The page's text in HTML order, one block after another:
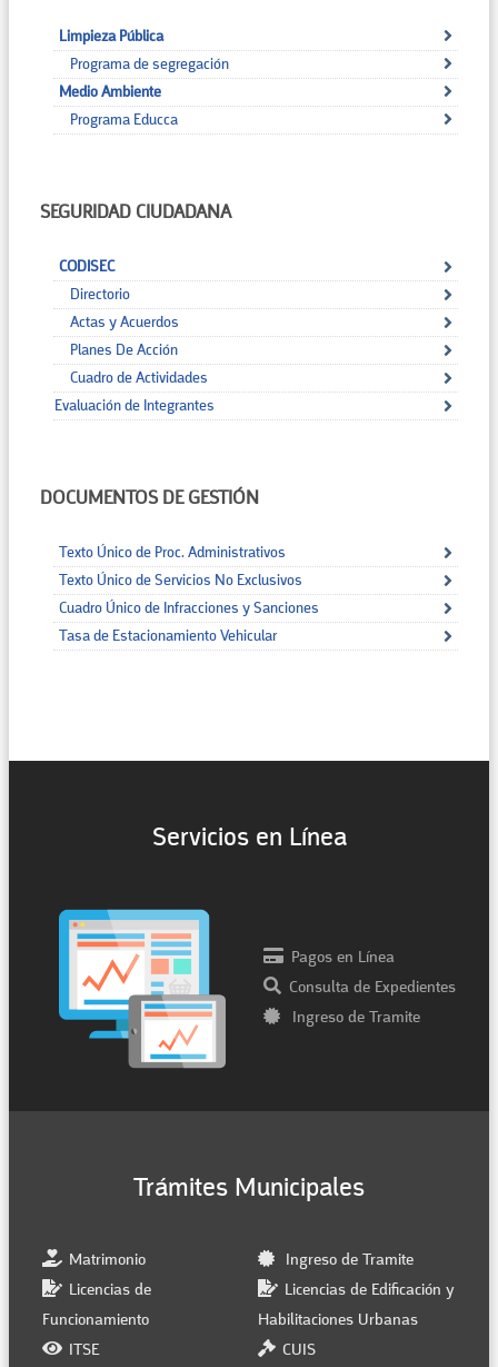
Limpieza Pública
Programa de segregación
Medio Ambiente
Programa Educca
SEGURIDAD CIUDADANA
CODISEC
Directorio
Actas y Acuerdos
Planes De Acción
Cuadro de Actividades
Evaluación de Integrantes
DOCUMENTOS DE GESTIÓN
Texto Único de Proc. Administrativos
Texto Único de Servicios No Exclusivos
Cuadro Único de Infracciones y Sanciones
Tasa de Estacionamiento Vehicular
Servicios en Línea
Pagos en Línea
Consulta de Expedientes
Ingreso de Tramite
Trámites Municipales
Matrimonio
Licencias de
Funcionamiento
ITSE
Ingreso de Tramite
Licencias de Edificación y
Habilitaciones Urbanas
CUIS